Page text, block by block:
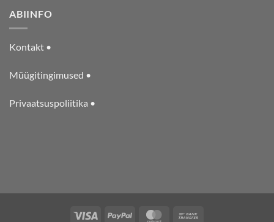
ABIINFO
Kontakt •
Müügitingimused •
Privaatsuspoliitika •
Visa PayPal MasterCard